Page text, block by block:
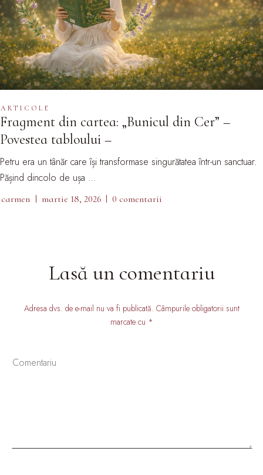
ARTICOLE
Fragment din cartea: „Bunicul din Cer” –
Povestea tabloului –
Petru era un tânăr care își transformase singurătatea într-un sanctuar.
Pășind dincolo de ușa …
carmen martie 18, 2026 0 comentarii
Lasă un comentariu
Adresa dvs. de e-mail nu va fi publicată. Câmpurile obligatorii sunt
marcate cu *